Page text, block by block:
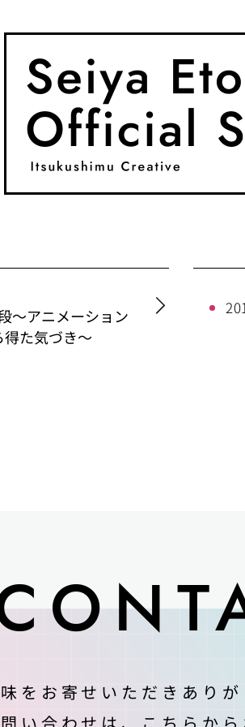
〜アニメーション
た気づき〜
をお寄せいただきありが